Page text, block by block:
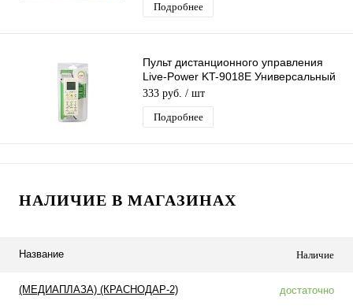
Подробнее
Пульт дистанционного управления
Live-Power KT-9018E Универсальный
пульт для кондиционеров
333 руб. / шт
Подробнее
НАЛИЧИЕ В МАГАЗИНАХ
Название Наличие
(МЕДИАПЛАЗА) (КРАСНОДАР-2) достаточно